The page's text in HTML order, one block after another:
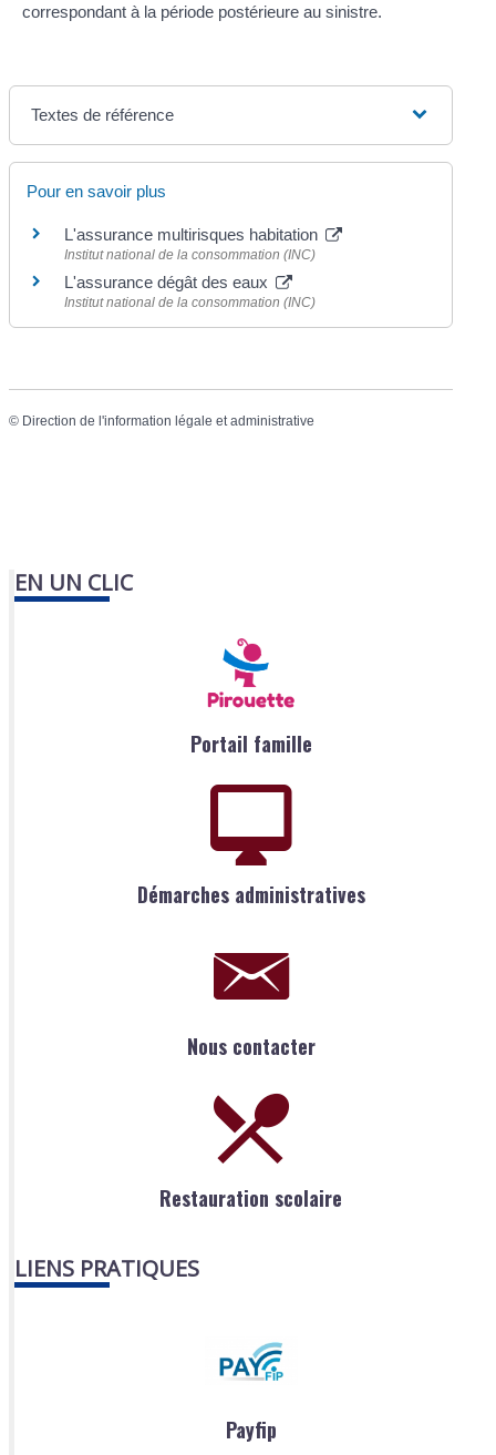
correspondant à la période postérieure au sinistre.
Textes de référence
Pour en savoir plus
L'assurance multirisques habitation
Institut national de la consommation (INC)
L'assurance dégât des eaux
Institut national de la consommation (INC)
© Direction de l'information légale et administrative
EN UN CLIC
Portail famille
Démarches administratives
Nous contacter
Restauration scolaire
LIENS PRATIQUES
Payfip